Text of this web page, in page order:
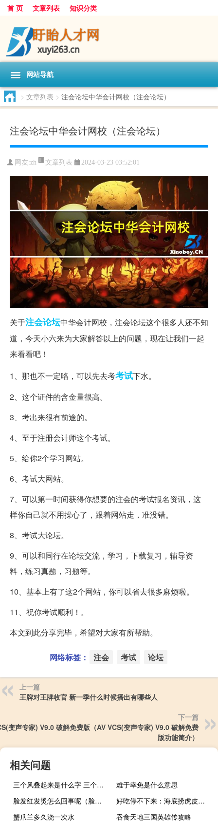
首 页 文章列表 知识分类
网站导航
> 文章列表 > 注会论坛中华会计网校（注会论坛）
注会论坛中华会计网校（注会论坛）
网友:zh 文章列表 2024-03-23 03:52:01
关于注会论坛中华会计网校，注会论坛这个很多人还不知
道，今天小六来为大家解答以上的问题，现在让我们一起
来看看吧！
1、那也不一定咯，可以先去考考试下水。
2、这个证件的含金量很高。
3、考出来很有前途的。
4、至于注册会计师这个考试。
5、给你2个学习网站。
6、考试大网站。
7、可以第一时间获得你想要的注会的考试报名资讯，这
样你自己就不用操心了，跟着网站走，准没错。
8、考试大论坛。
9、可以和同行在论坛交流，学习，下载复习，辅导资
料，练习真题，习题等。
10、基本上有了这2个网站，你可以省去很多麻烦啦。
11、祝你考试顺利！。
本文到此分享完毕，希望对大家有所帮助。
网络标签： 注会 考试 论坛
上一篇
王牌对王牌收官 新一季什么时候播出有哪些人
下一篇
变声专家) V9.0 破解免费版（AV VCS(变声专家) V9.0 破解免费
版功能简介）
相关问题
三个风叠起来是什么字 三个风叠在一起是个什么字
难于幸免是什么意思
脸发红发烫怎么回事呢（脸发红发烫怎么回事）
好吃停不下来：海底捞虎皮凤爪70g*3袋16.9元包邮
蟹爪兰多久浇一次水
吞食天地三国英雄传攻略